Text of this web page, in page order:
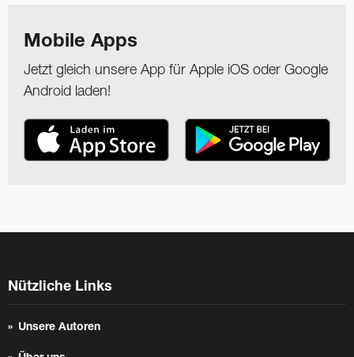
Mobile Apps
Jetzt gleich unsere App für Apple iOS oder Google
Android laden!
Nützliche Links
Unsere Autoren